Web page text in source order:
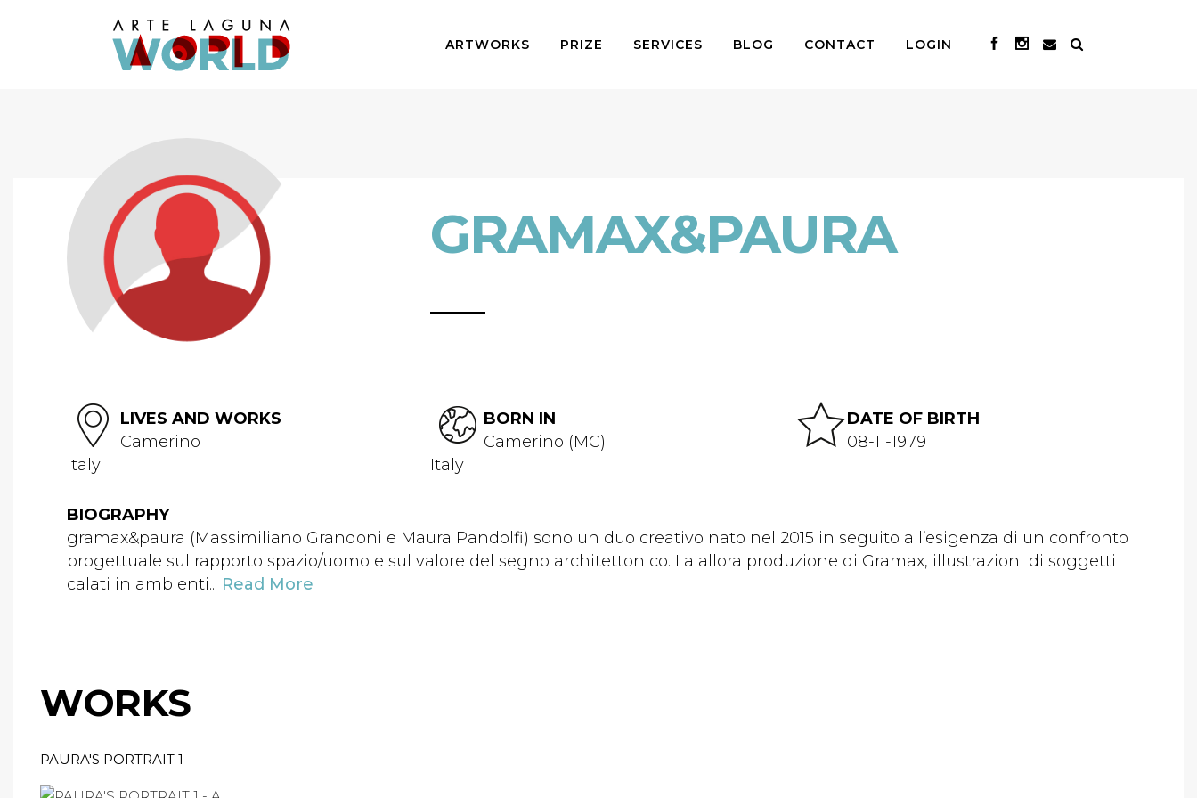
ARTWORKS PRIZE SERVICES BLOG CONTACT LOGIN
GRAMAX&PAURA
LIVES AND WORKS
Camerino
Italy
BORN IN
Camerino (MC)
Italy
DATE OF BIRTH
08-11-1979
BIOGRAPHY
gramax&paura (Massimiliano Grandoni e Maura Pandolfi) sono un duo creativo nato nel 2015 in seguito all’esigenza di un confronto
progettuale sul rapporto spazio/uomo e sul valore del segno architettonico. La allora produzione di Gramax, illustrazioni di soggetti
calati in ambienti... Read More
WORKS
PAURA'S PORTRAIT 1